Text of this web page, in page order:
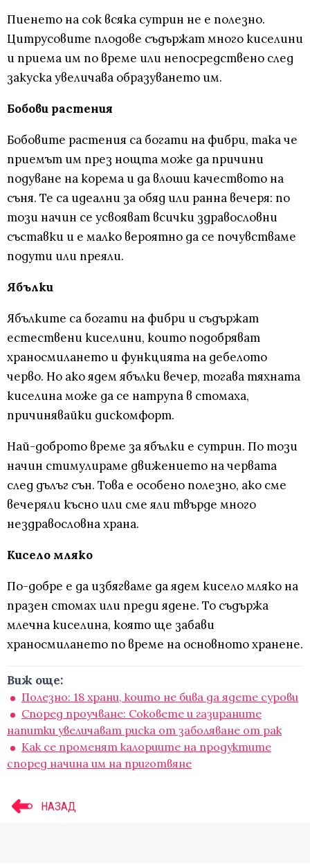
Пиенето на сок всяка сутрин не е полезно.
Цитрусовите плодове съдържат много киселини
и приема им по време или непосредствено след
закуска увеличава образуването им.
Бобови растения
Бобовите растения са богати на фибри, така че
приемът им през нощта може да причини
подуване на корема и да влоши качеството на
съня. Те са идеални за обяд или ранна вечеря: по
този начин се усвояват всички здравословни
съставки и е малко вероятно да се почувстваме
подути или преяли.
Ябълки
Ябълките са богати на фибри и съдържат
естествени киселини, които подобряват
храносмилането и функцията на дебелото
черво. Но ако ядем ябълки вечер, тогава тяхната
киселина може да се натрупа в стомаха,
причинявайки дискомфорт.
Най-доброто време за ябълки е сутрин. По този
начин стимулираме движението на червата
след дълъг сън. Това е особено полезно, ако сме
вечеряли късно или сме яли твърде много
нездравословна храна.
Кисело мляко
По-добре е да избягваме да ядем кисело мляко на
празен стомах или преди ядене. То съдържа
млечна киселина, която ще забави
храносмилането по време на основното хранене.
Виж още:
Полезно: 18 храни, които не бива да ядете сурови
Според проучване: Соковете и газираните
напитки увеличават риска от заболяване от рак
Как се променят калориите на продуктите
според начина им на приготвяне
НАЗАД